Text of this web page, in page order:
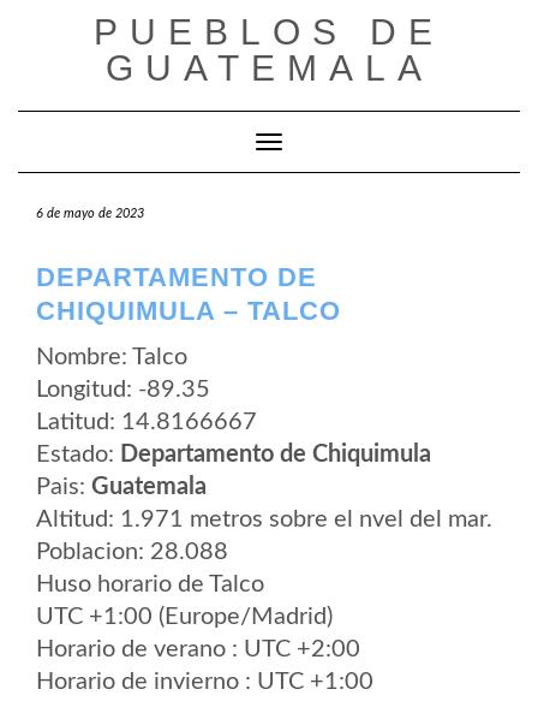
PUEBLOS DE
GUATEMALA
Cambiar modo de navegación
6 de mayo de 2023
DEPARTAMENTO DE
CHIQUIMULA – TALCO
Nombre: Talco
Longitud: -89.35
Latitud: 14.8166667
Estado: Departamento de Chiquimula
Pais: Guatemala
Altitud: 1.971 metros sobre el nvel del mar.
Poblacion: 28.088
Huso horario de Talco
UTC +1:00 (Europe/Madrid)
Horario de verano : UTC +2:00
Horario de invierno : UTC +1:00